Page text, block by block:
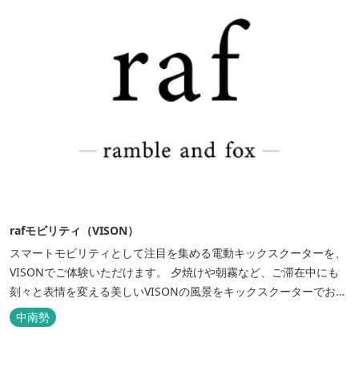
rafモビリティ（VISON）
スマートモビリティとして注目を集める電動キックスクーターを、
VISONでご体験いただけます。 夕焼けや朝霧など、ご滞在中にも
刻々と表情を変える美しいVISONの風景をキックスクーターでお楽
しみください。 広大な敷地内の移動や店舗散策にもお使いいただけ
ます。
中南勢